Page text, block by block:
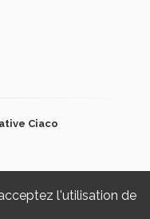
l'utilisation de
Ciaco